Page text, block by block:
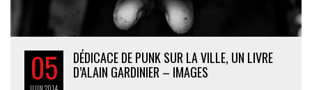
05
DÉDICACE DE PUNK SUR LA VILLE, UN LIVRE
D’ALAIN GARDINIER – IMAGES